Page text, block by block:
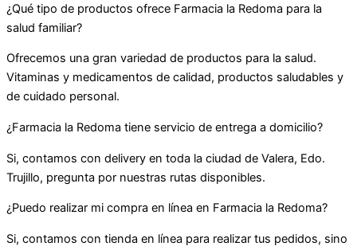
¿Qué tipo de productos ofrece Farmacia la Redoma para la
salud familiar?
Ofrecemos una gran variedad de productos para la salud.
Vitaminas y medicamentos de calidad, productos saludables y
de cuidado personal.
¿Farmacia la Redoma tiene servicio de entrega a domicilio?
Si, contamos con delivery en toda la ciudad de Valera, Edo.
Trujillo, pregunta por nuestras rutas disponibles.
¿Puedo realizar mi compra en línea en Farmacia la Redoma?
Si, contamos con tienda en línea para realizar tus pedidos, sino